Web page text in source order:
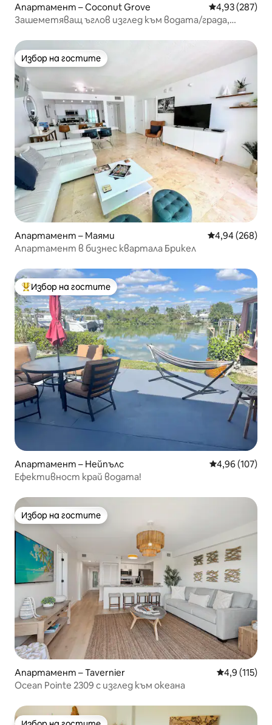
Апартамент – Coconut Grove Средна
4,93 (287)
Зашеметяващ ъглов изглед към водата/града,
Избор на гостите
Избор на гостите
Апартамент – Маями Средна
4,94 (268)
Апартамент в бизнес квартала Брикел
Най-популярен избор на гостите
Избор на гостите
Апартамент – Нейпълс Средна
4,96 (107)
Ефективност край водата!
Избор на гостите
Избор на гостите
Апартамент – Tavernier Средна
4,9 (115)
Ocean Pointe 2309 с изглед към океана